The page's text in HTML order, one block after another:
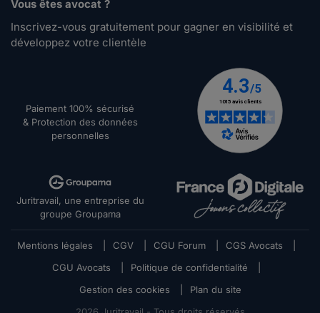
Vous êtes avocat ?
Inscrivez-vous gratuitement pour gagner en visibilité et
développez votre clientèle
Paiement 100% sécurisé
& Protection des données
personnelles
Juritravail, une entreprise du
groupe Groupama
Mentions légales CGV CGU Forum CGS Avocats
CGU Avocats
Politique de confidentialité
Gestion des cookies
Plan du site